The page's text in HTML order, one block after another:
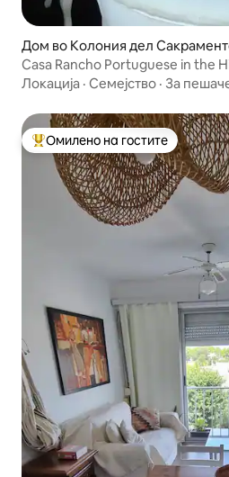
Дом во Колония дел
Casa Rancho Portuguese in the
Локација · Семејство · За
Меѓу најуспешните „Омилени на
Омилено на гостите